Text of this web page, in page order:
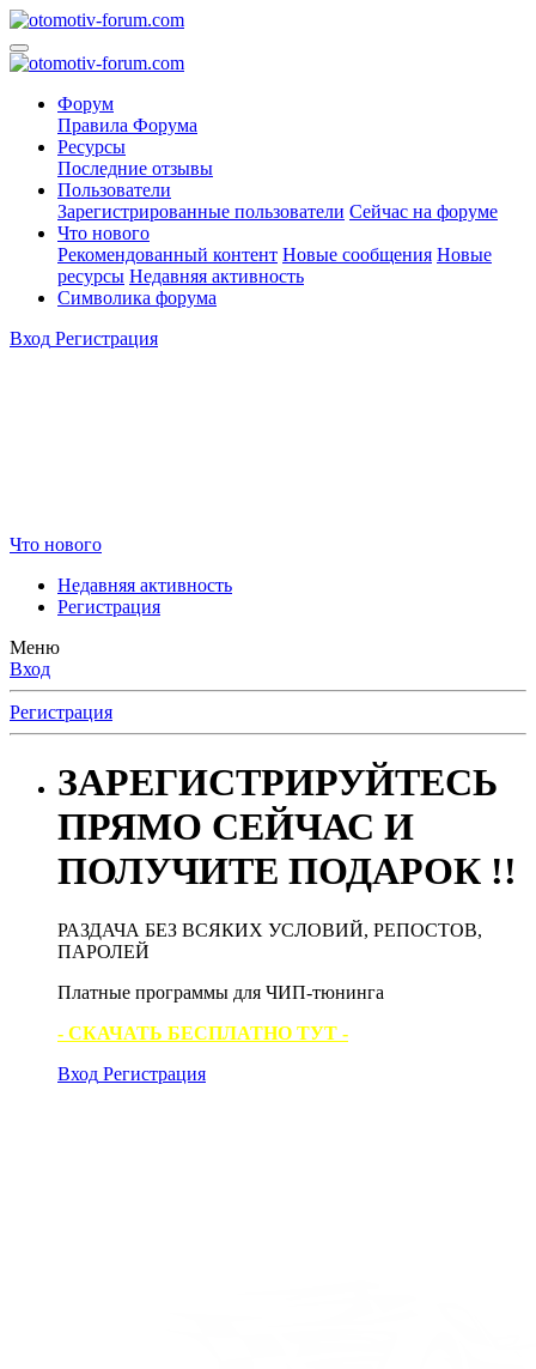
Форум
Правила Форума
Ресурсы
Последние отзывы
Пользователи
Зарегистрированные пользователи Сейчас на форуме
Что нового
Рекомендованный контент Новые сообщения Новые
ресурсы Недавняя активность
Символика форума
Вход Регистрация
Что нового
Недавняя активность
Регистрация
Меню
Вход
Регистрация
ЗАРЕГИСТРИРУЙТЕСЬ
ПРЯМО СЕЙЧАС И
ПОЛУЧИТЕ ПОДАРОК !!
РАЗДАЧА БЕЗ ВСЯКИХ УСЛОВИЙ, РЕПОСТОВ,
ПАРОЛЕЙ
Платные программы для ЧИП-тюнинга
- СКАЧАТЬ БЕСПЛАТНО ТУТ -
Вход Регистрация